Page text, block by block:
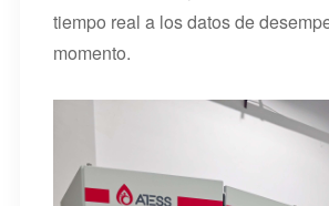
tiempo real a los datos de
momento.